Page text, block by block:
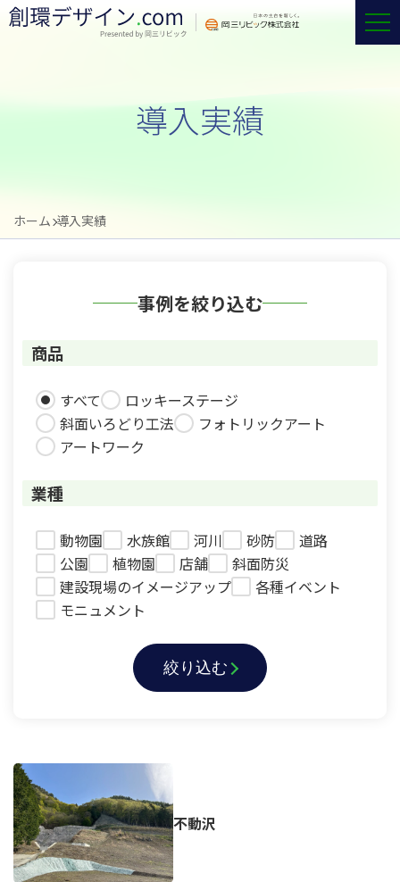
導入実績
ホーム 導入実績
事例を絞り込む
商品
すべて
ロッキーステージ
斜面いろどり工法
フォトリックアート
アートワーク
業種
動物園 水族館 河川 砂防
道路
公園
植物園 店舗
斜面防災
建設現場のイメージアップ
各種イベント
モニュメント
絞り込む
不動沢